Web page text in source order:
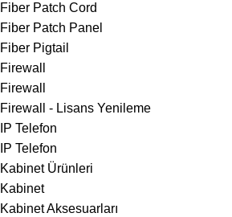
Fiber Patch Cord
Fiber Patch Panel
Fiber Pigtail
Firewall
Firewall
Firewall - Lisans Yenileme
IP Telefon
IP Telefon
Kabinet Ürünleri
Kabinet
Kabinet Aksesuarları